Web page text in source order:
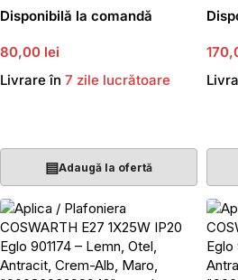
Disponibilă la comandă
80,00 lei
Livrare în 7 zile lucrătoare
▤Adaugă la ofertă